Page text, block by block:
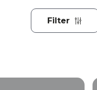
Filter